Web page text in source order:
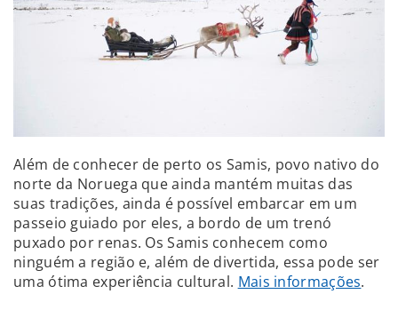
Além de conhecer de perto os Samis, povo nativo do
norte da Noruega que ainda mantém muitas das
suas tradições, ainda é possível embarcar em um
passeio guiado por eles, a bordo de um trenó
puxado por renas. Os Samis conhecem como
ninguém a região e, além de divertida, essa pode ser
uma ótima experiência cultural. Mais informações.